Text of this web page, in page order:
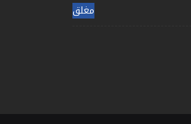
مغلق